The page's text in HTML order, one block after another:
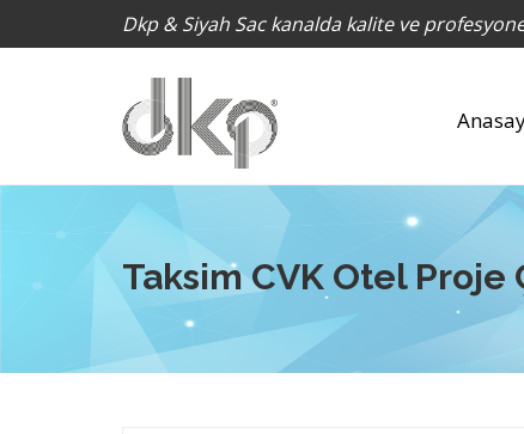
Dkp & Siyah Sac kanalda kalite ve
Taksim CVK Otel Proje